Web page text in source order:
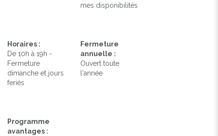
mes disponibilités
Horaires :
De 10h à 19h -
Fermeture
dimanche et jours
feriés
Fermeture
annuelle :
Ouvert toute
l'année
Programme
avantages :